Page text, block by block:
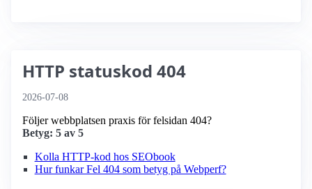
HTTP statuskod 404
2026-07-08
Följer webbplatsen praxis för felsidan 404?
Betyg: 5 av 5
Kolla HTTP-kod hos SEObook
Hur funkar Fel 404 som betyg på Webperf?